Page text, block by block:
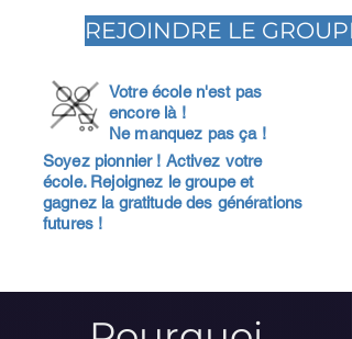
REJOINDRE LE GROUPE
Votre école n'est pas
encore là !
Ne manquez pas ça !
Soyez pionnier ! Activez votre
école. Rejoignez le groupe et
gagnez la gratitude des générations
futures !